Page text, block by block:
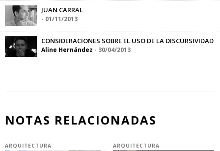
JUAN CARRAL
- 01/11/2013
CONSIDERACIONES SOBRE EL USO DE LA DISCURSIVIDAD
Aline Hernández - 30/04/2013
NOTAS RELACIONADAS
ARQUITECTURA ARQUITECTURA